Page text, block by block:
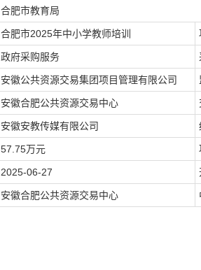
合肥市教育局
合肥市2025年中小学教师培训
政府采购服务
安徽公共资源交易集团项目管理有限公司
安徽合肥公共资源交易中心
安徽安教传媒有限公司
57.75万元
2025-06-27
安徽合肥公共资源交易中心